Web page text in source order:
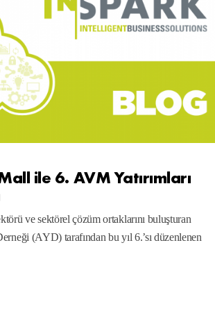
ile 6. AVM Yatırımları
ve sektörel çözüm ortaklarını buluşturan
(AYD) tarafından bu yıl 6.’sı düzenlenen